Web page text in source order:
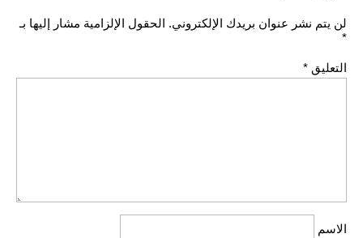
لن يتم نشر عنوان بريدك الإلكتروني. الحقول الإلزامية مشار إليها بـ
*
التعليق *
الاسم